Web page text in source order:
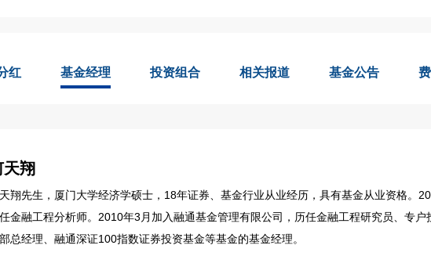
红 基金经理 投资组合 相关报道 基金公告
天翔
翔先生，厦门大学经济学硕士，18年证券、基金行业从业经历，具有基金从业资格。
金融工程分析师。2010年3月加入融通基金管理有限公司，历任金融工程研究员、专
总经理、融通深证100指数证券投资基金等基金的基金经理。